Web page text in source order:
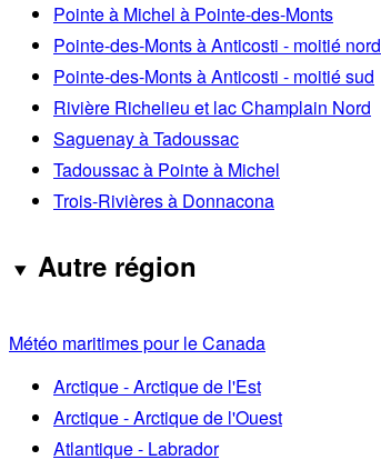
Pointe à Michel à Pointe-des-Monts
Pointe-des-Monts à Anticosti - moitié nord
Pointe-des-Monts à Anticosti - moitié sud
Rivière Richelieu et lac Champlain Nord
Saguenay à Tadoussac
Tadoussac à Pointe à Michel
Trois-Rivières à Donnacona
Autre région
Météo maritimes pour le Canada
Arctique - Arctique de l'Est
Arctique - Arctique de l'Ouest
Atlantique - Labrador